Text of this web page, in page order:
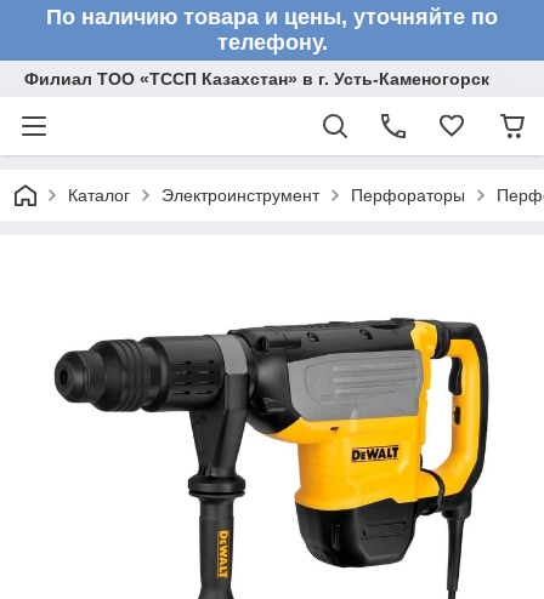
По наличию товара и цены, уточняйте по
телефону.
Филиал ТОО «ТССП Казахстан» в г. Усть-Каменогорск
Каталог Электроинструмент Перфораторы